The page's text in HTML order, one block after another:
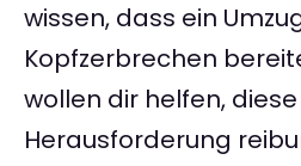
wissen, dass ein
Kopfzerbrechen
wollen dir helfen, diese
Herausforderung